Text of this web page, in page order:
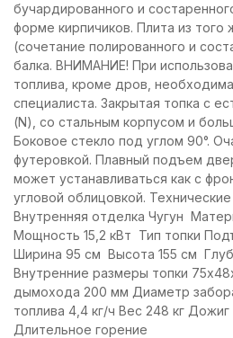
бучардированного и
форме кирпичиков. Плита из того
(сочетание полированного и
балка. ВНИМАНИЕ! При
топлива, кроме дров,
специалиста. Закрытая топка с
(N), со стальным корпусом и
Боковое стекло под углом 90°.
футеровкой. Плавный подъем
может устанавливаться как с
угловой облицовкой.
Внутренняя отделка Чугун
Мощность 15,2 кВт Тип топки
Ширина 95 см Высота 155 см
Внутренние размеры топки
дымохода 200 мм Диаметр
топлива 4,4 кг/ч Вес 248 кг
Длительное горение